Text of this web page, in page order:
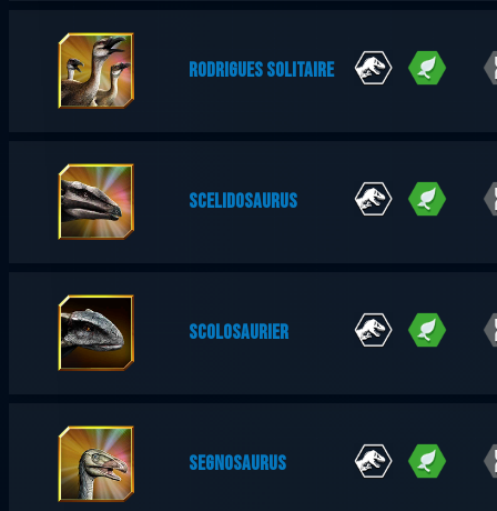
RODRIGUES SOLITAIRE
SCELIDOSAURUS
SCOLOSAURIER
SEGNOSAURUS